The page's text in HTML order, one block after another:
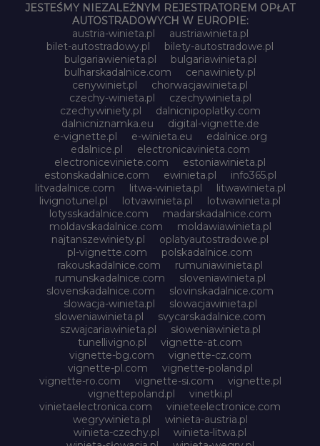
JESTEŚMY NIEZALEŻNYM REJESTRATOREM OPŁAT
AUTOSTRADOWYCH W EUROPIE:
austria-winieta.pl
austriawinieta.pl
bilet-autostradowy.pl
bilety-autostradowe.pl
bulgariawienieta.pl
bulgariawinieta.pl
bulharskadalnice.com
cenawiniety.pl
cenywiniet.pl
chorwacjawinieta.pl
czechy-winieta.pl
czechywinieta.pl
czechywiniety.pl
dalnicnipoplatky.com
dalnicniznamka.eu
digital-vignette.de
e-vignette.pl
e-winieta.eu
edalnice.org
edalnice.pl
electronicavinieta.com
electroniceviniete.com
estoniawinieta.pl
estonskadalnice.com
ewinieta.pl
info365.pl
litvadalnice.com
litwa-winieta.pl
litwawinieta.pl
livignotunel.pl
lotvawinieta.pl
lotwawinieta.pl
lotysskadalnice.com
madarskadalnice.com
moldavskadalnice.com
moldawiawinieta.pl
najtanszewiniety.pl
oplatyautostradowe.pl
pl-vignette.com
polskadalnice.com
rakouskadalnice.com
rumuniawinieta.pl
rumunskadalnice.com
sloveniawinieta.pl
slovenskadalnice.com
slovinskadalnice.com
slowacja-winieta.pl
slowacjawinieta.pl
sloweniawinieta.pl
svycarskadalnice.com
szwajcariawinieta.pl
słoweniawinieta.pl
tunellivigno.pl
vignette-at.com
vignette-bg.com
vignette-cz.com
vignette-pl.com
vignette-poland.pl
vignette-ro.com
vignette-si.com
vignette.pl
vignettepoland.pl
vinetki.pl
vinietaelectronica.com
vinieteelectronice.com
wegrywinieta.pl
winieta-austria.pl
winieta-czechy.pl
winieta-litwa.pl